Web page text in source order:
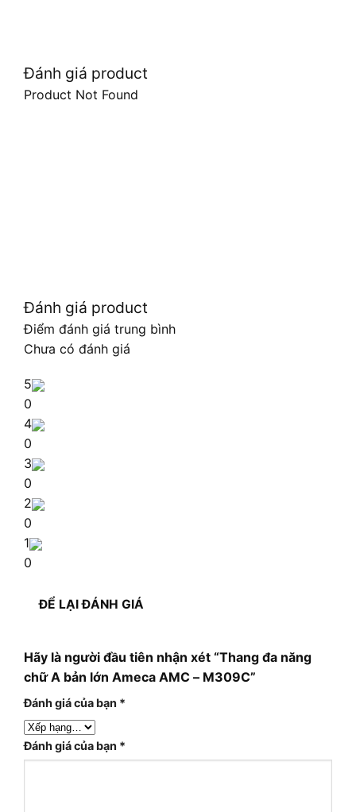
Đánh giá product
Product Not Found
Đánh giá product
Điểm đánh giá trung bình
Chưa có đánh giá
5
0
4
0
3
0
2
0
1
0
ĐỂ LẠI ĐÁNH GIÁ
Hãy là người đầu tiên nhận xét “Thang đa năng
chữ A bản lớn Ameca AMC – M309C”
Đánh giá của bạn *
Đánh giá của bạn *